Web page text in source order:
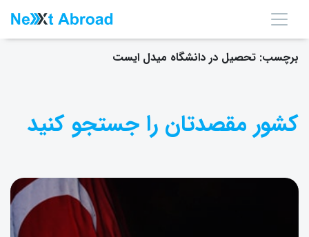
برچسب: تحصیل در دانشگاه میدل ایست
کشور مقصدتان را جستجو کنید